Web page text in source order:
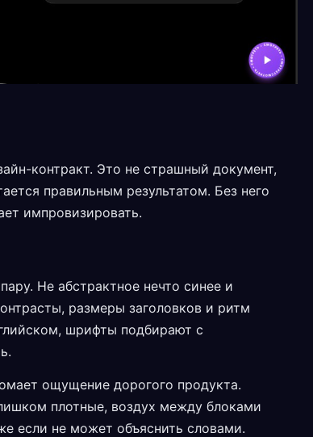
контракт. Это не страшный документ,
правильным результатом. Без него
импровизировать.
Не абстрактное нечто синее и
размеры заголовков и ритм
шрифты подбирают с
ощущение дорогого продукта.
плотные, воздух между блоками
если не может объяснить словами.